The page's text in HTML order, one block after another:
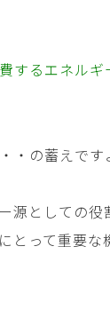
するエネル
・の蓄えです
源としての役
とって重要な